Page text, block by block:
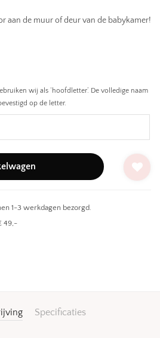
aan de muur of deur van de babykamer!
wij als ‘hoofdletter’. De volledige naam
op de letter.
1-3 werkdagen bezorgd.
49,-
Specificaties